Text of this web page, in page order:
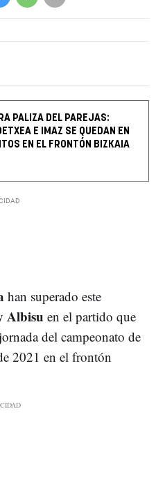
PALIZA DEL PAREJAS:
E IMAZ SE QUEDAN EN
EN EL FRONTÓN BIZKAIA
han superado este
Albisu en el partido que
del campeonato de
2021 en el frontón